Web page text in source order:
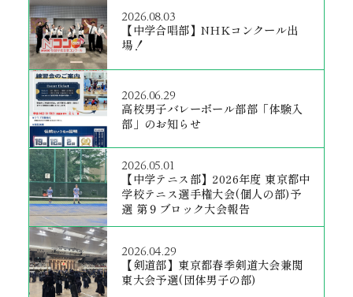
2026.08.03
【中学合唱部】NHKコンクール出
場！
2026.06.29
高校男子バレーボール部部「体験入
部」のお知らせ
2026.05.01
【中学テニス部】2026年度 東京都中
学校テニス選手権大会(個人の部)予
選 第９ブロック大会報告
2026.04.29
【剣道部】東京都春季剣道大会兼関
東大会予選(団体男子の部)